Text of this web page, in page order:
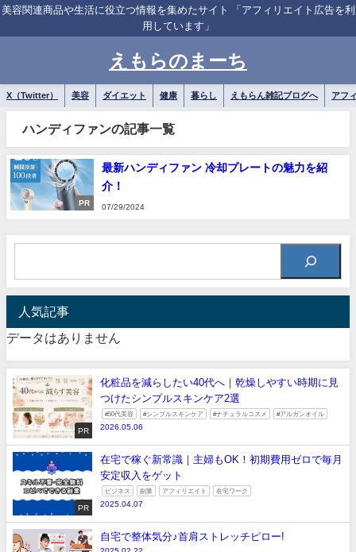
美容関連商品や生活に役立つ情報を集めたサイト 「アフィリエイト広告を利
用しています」
えもらのまーち
X（Twitter） 美容 ダイエット 健康 暮らし えもらん雑記ブログへ アフ
ハンディファンの記事一覧
PR
最新ハンディファン 冷却プレートの魅力を紹
介！
07/29/2024
人気記事
データはありません
PR
化粧品を減らしたい40代へ｜乾燥しやすい時期に見
つけたシンプルスキンケア2選
#50代美容 #シンプルスキンケア #ナチュラルコスメ #アルガンオイル
2026.05.06
PR
在宅で稼ぐ新常識｜主婦もOK！初期費用ゼロで毎月
安定収入をゲット
ビジネス 副業 アフィリエイト 在宅ワーク
2025.04.07
自宅で整体気分♪首肩ストレッチピロー!